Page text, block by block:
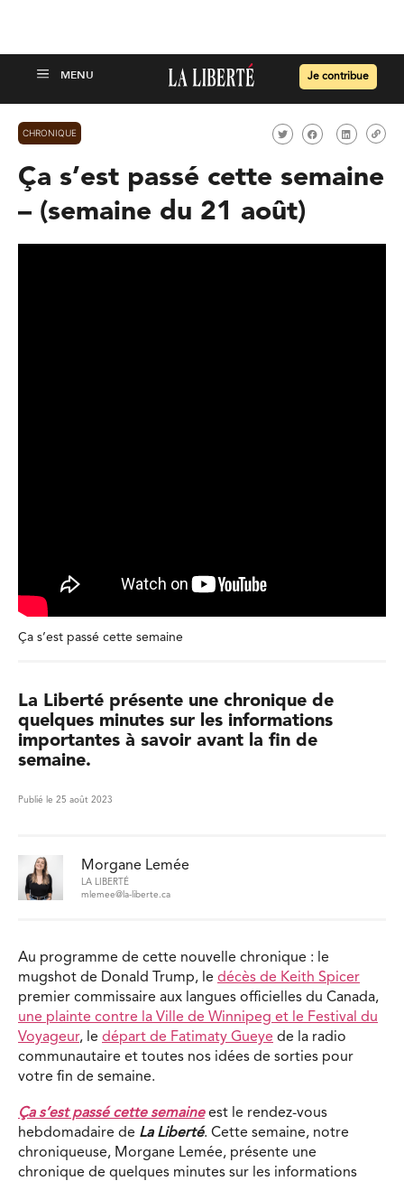
Je contribue
CHRONIQUE
Ça s’est passé cette semaine
– (semaine du 21 août)
Ça s’est passé cette semaine
La Liberté présente une chronique de
quelques minutes sur les informations
importantes à savoir avant la fin de
semaine.
Publié le 25 août 2023
Morgane Lemée
LA LIBERTÉ
mlemee@la-liberte.ca
Au programme de cette nouvelle chronique : le
mugshot de Donald Trump, le décès de Keith Spicer
premier commissaire aux langues officielles du Canada,
une plainte contre la Ville de Winnipeg et le Festival du
Voyageur, le départ de Fatimaty Gueye de la radio
communautaire et toutes nos idées de sorties pour
votre fin de semaine.
Ça s’est passé cette semaineest le rendez-vous
hebdomadaire de La Liberté. Cette semaine, notre
chroniqueuse, Morgane Lemée, présente une
chronique de quelques minutes sur les informations